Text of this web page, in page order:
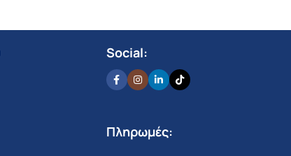
Social:
Πληρωμές: